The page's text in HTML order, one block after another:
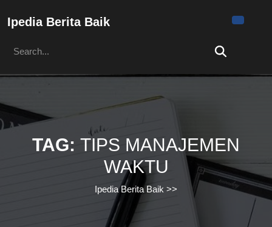
Ipedia Berita Baik
for:
TAG: TIPS MANAJEMEN
WAKTU
Ipedia Berita Baik >>